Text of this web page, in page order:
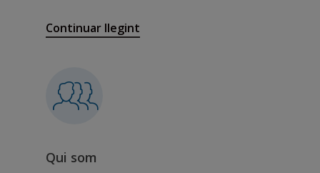
Continuar llegint
Qui som